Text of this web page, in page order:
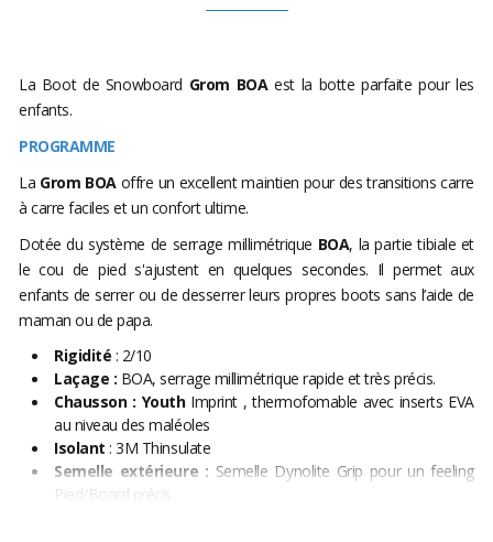
La Boot de Snowboard Grom BOAest la botte parfaite pour les
enfants.
PROGRAMME
La Grom BOA offre un excellent maintien pour des transitions carre
à carre faciles et un confort ultime.
Dotée du système de serrage millimétrique BOA, la partie tibiale et
le cou de pied s'ajustent en quelques secondes. Il permet aux
enfants de serrer ou de desserrer leurs propres boots sans l’aide de
maman ou de papa.
Rigidité : 2/10
Laçage : BOA, serrage millimétrique rapide et très précis.
Chausson : Youth Imprint , thermofomable avec inserts EVA
au niveau des maléoles
Isolant : 3M Thinsulate
Semelle extérieure : Semelle Dynolite Grip pour un feeling
Pied/Board précis.